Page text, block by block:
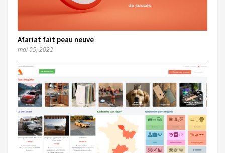
Afariat fait peau neuve
mai 05, 2022